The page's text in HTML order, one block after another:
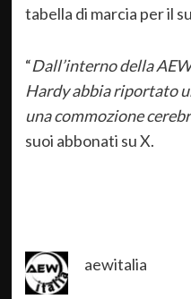
tabella di marcia per il
“Dall’interno della
Hardy abbia riportato
una commozione
suoi abbonati su X.
aewitalia